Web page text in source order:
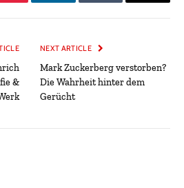
&
NEXT ARTICLE
Mark Zuckerberg verstorben?
Die Wahrheit hinter dem
Gerücht